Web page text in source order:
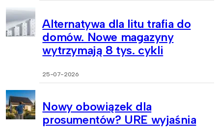
Alternatywa dla litu trafia do
domów. Nowe magazyny
wytrzymają 8 tys. cykli
25-07-2026
Nowy obowiązek dla
prosumentów? URE wyjaśnia